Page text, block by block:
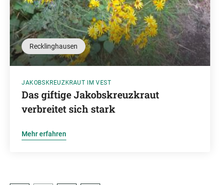
Recklinghausen
JAKOBSKREUZKRAUT IM VEST
Das giftige Jakobskreuzkraut
verbreitet sich stark
Mehr erfahren